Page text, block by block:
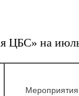
ЦБС» на июль
Мероприятия